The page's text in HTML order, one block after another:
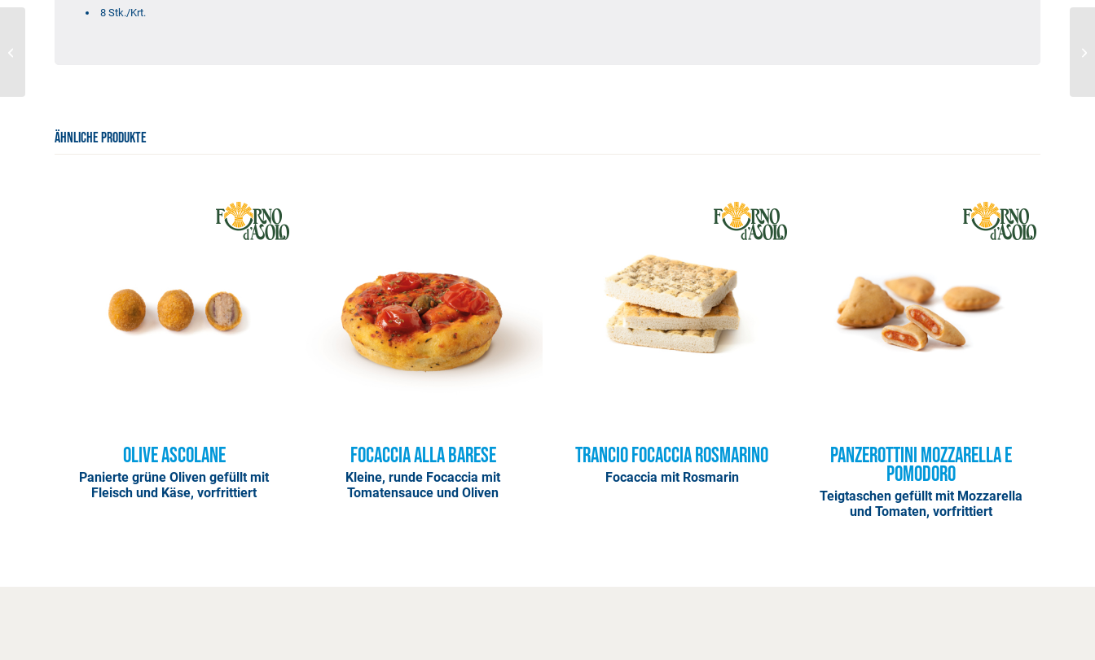
8 Stk./Krt.
ÄHNLICHE PRODUKTE
Olive Ascolane
Panierte grüne Oliven gefüllt mit
Fleisch und Käse, vorfrittiert
Focaccia alla Barese
Kleine, runde Focaccia mit
Tomatensauce und Oliven
Trancio Focaccia Rosmarino
Focaccia mit Rosmarin
Panzerottini Mozzarella e
Pomodoro
Teigtaschen gefüllt mit Mozzarella
und Tomaten, vorfrittiert